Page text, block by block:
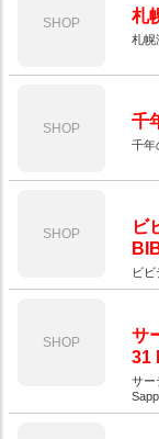
SHOP 札
札
SHOP 千
千年
SHOP
ビ
ビ
SHOP
サ
31
サー